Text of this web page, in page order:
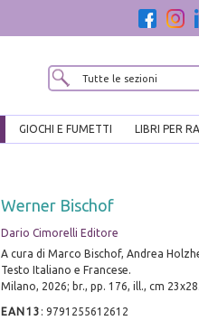
GIOCHI E FUMETTI LIBRI PER
Werner Bischof
Dario Cimorelli Editore
A cura di Marco Bischof, Andrea
Testo Italiano e Francese.
Milano, 2026; br., pp. 176, ill., cm 23x28.
EAN13 : 9791255612612